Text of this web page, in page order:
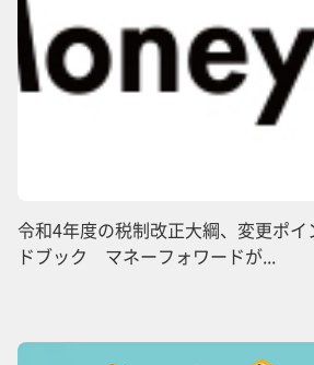
令和4年度の税制改正大綱、変更ポ
ドブック マネーフォワードが...